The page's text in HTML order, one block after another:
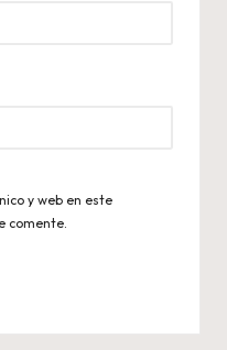
y web en este
comente.